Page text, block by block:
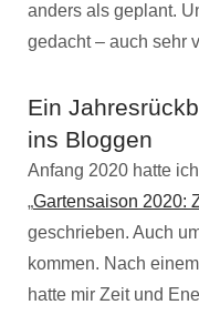
anders als geplant.
gedacht – auch sehr
Ein
ins Bloggen
Anfang 2020 hatte
„Gartensaison 2020:
geschrieben. Auch
kommen. Nach
hatte mir Zeit und